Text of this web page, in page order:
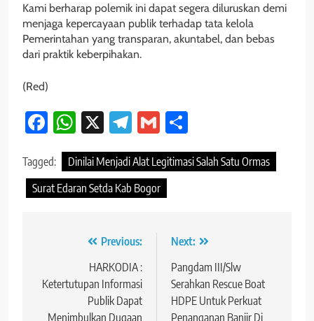
Kami berharap polemik ini dapat segera diluruskan demi
menjaga kepercayaan publik terhadap tata kelola
Pemerintahan yang transparan, akuntabel, dan bebas
dari praktik keberpihakan.
(Red)
Facebook
WhatsApp
X Telegram
Gmail
Tagged:
Dinilai Menjadi Alat Legitimasi Salah Satu Ormas
Surat Edaran Setda Kab Bogor
Navigasi Previous:
HARKODIA :
Ketertutupan Informasi
Publik Dapat
Menimbulkan Dugaan
Next:
Pangdam III/Slw
Serahkan Rescue Boat
HDPE Untuk Perkuat
Penanganan Banjir Di